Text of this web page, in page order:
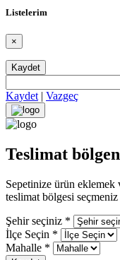
Listelerim
×
Kaydet
Kaydet | Vazgeç
Teslimat
Sepetinize ürün
teslimat bölgesi
Şehir seçiniz *
İlçe Seçin *
Mahalle *